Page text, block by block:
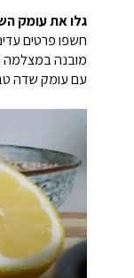
גלו את עומק
חשפו פרטים
מובנה במצלמה
עם עומק שדה